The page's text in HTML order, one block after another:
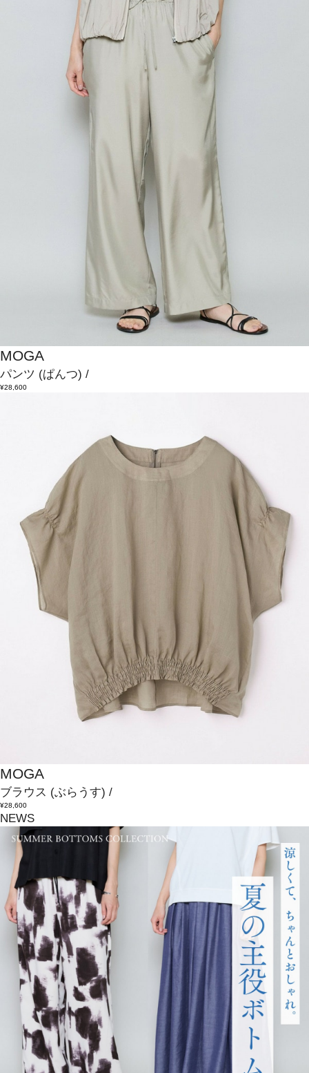
MOGA
パンツ (ぱんつ) /
¥28,600
MOGA
ブラウス (ぶらうす) /
¥28,600
NEWS